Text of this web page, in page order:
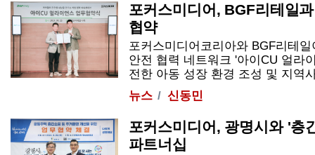
포커스미디어, BGF리테일
협약
포커스미디어코리아와 BGF리테
안전 협력 네트워크 '아이CU 얼라
전한 아동 성장 환경 조성 및 지역
뉴스
신동민
포커스미디어, 광명시와 '층
파트너십